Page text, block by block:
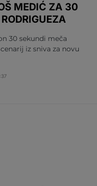
MEDIĆ ZA 30
30 sekundi meča
iz sniva za novu